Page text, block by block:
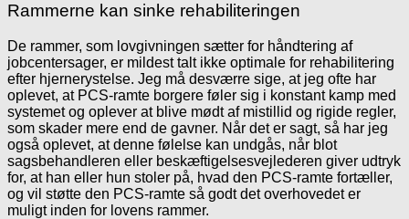
Rammerne kan sinke rehabiliteringen
De rammer, som lovgivningen sætter for håndtering af
jobcentersager, er mildest talt ikke optimale for rehabilitering
efter hjernerystelse. Jeg må desværre sige, at jeg ofte har
oplevet, at PCS-ramte borgere føler sig i konstant kamp med
systemet og oplever at blive mødt af mistillid og rigide regler,
som skader mere end de gavner. Når det er sagt, så har jeg
også oplevet, at denne følelse kan undgås, når blot
sagsbehandleren eller beskæftigelsesvejlederen giver udtryk
for, at han eller hun stoler på, hvad den PCS-ramte fortæller,
og vil støtte den PCS-ramte så godt det overhovedet er
muligt inden for lovens rammer.